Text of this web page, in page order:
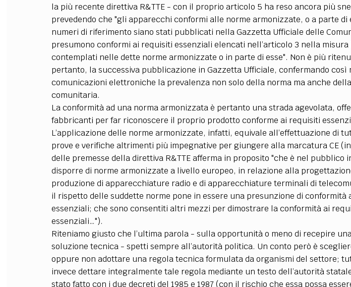
la più recente direttiva R&TTE - con il proprio articolo 5 ha reso ancora più
prevedendo che "gli apparecchi conformi alle norme armonizzate, o a parte di
numeri di riferimento siano stati pubblicati nella Gazzetta Ufficiale delle
presumono conformi ai requisiti essenziali elencati nell’articolo 3 nella misura
contemplati nelle dette norme armonizzate o in parte di esse". Non è più
pertanto, la successiva pubblicazione in Gazzetta Ufficiale, confermando così
comunicazioni elettroniche la prevalenza non solo della norma ma anche
comunitaria.
La conformità ad una norma armonizzata è pertanto una strada agevolata,
fabbricanti per far riconoscere il proprio prodotto conforme ai requisiti
L’applicazione delle norme armonizzate, infatti, equivale all’effettuazione di
prove e verifiche altrimenti più impegnative per giungere alla marcatura CE
delle premesse della direttiva R&TTE afferma in proposito "che è nel pubblico
disporre di norme armonizzate a livello europeo, in relazione alla
produzione di apparecchiature radio e di apparecchiature terminali di
il rispetto delle suddette norme pone in essere una presunzione di conformità
essenziali; che sono consentiti altri mezzi per dimostrare la conformità ai
essenziali…").
Riteniamo giusto che l’ultima parola - sulla opportunità o meno di recepire
soluzione tecnica - spetti sempre all’autorità politica. Un conto però è
oppure non adottare una regola tecnica formulata da organismi del settore;
invece dettare integralmente tale regola mediante un testo dell’autorità
stato fatto con i due decreti del 1985 e 1987 (con il rischio che essa possa